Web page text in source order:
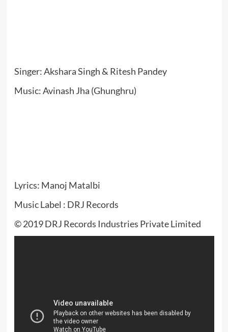
Singer: Akshara Singh & Ritesh Pandey
Music: Avinash Jha (Ghunghru)
Lyrics: Manoj Matalbi
Music Label : DRJ Records
© 2019 DRJ Records Industries Private Limited